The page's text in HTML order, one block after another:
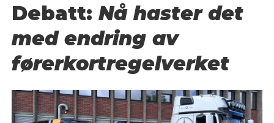
Debatt:Nå haster det
med endring av
førerkortregelverket